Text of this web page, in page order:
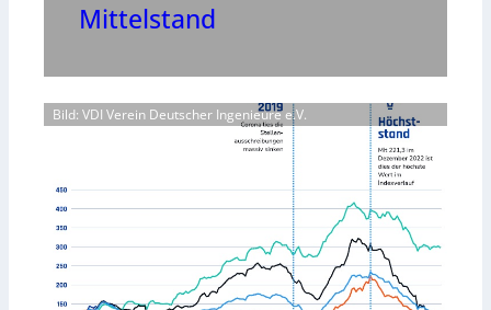
Mittelstand
Bild: VDI Verein Deutscher Ingenieure e.V.